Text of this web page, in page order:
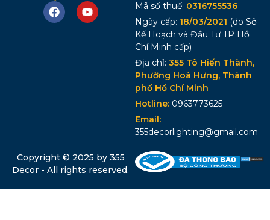
Mã số thuế: 0316755536
Ngày cấp: 18/03/2021 (do Sở
Kế Hoạch và Đầu Tư TP Hồ
Chí Minh cấp)
Địa chỉ: 355 Tô Hiến Thành,
Phường Hoà Hưng, Thành
phố Hồ Chí Minh
Hotline: 0963773625
Email:
355decorlighting@gmail.com
Copyright © 2025 by 355
Decor - All rights reserved.